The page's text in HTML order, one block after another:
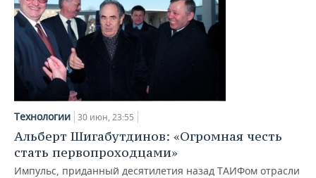
Технологии 30 июн, 23:55
Альберт Шигабутдинов: «Огромная честь
стать первопроходцами»
Импульс, приданный десятилетия назад ТАИФом отрасли